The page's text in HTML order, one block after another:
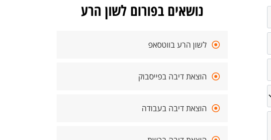
נושאים בפורום לשון הרע
לשון הרע בווטסאפ
הוצאת דיבה בפייסבוק
הוצאת דיבה בעבודה